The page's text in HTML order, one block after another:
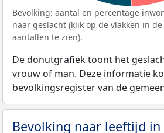
Bevolking: aantal en percentage
naar geslacht (klik op de vlakken in
aantallen te zien).
De donutgrafiek toont het
vrouw of man. Deze informatie
bevolkingsregister van de
Bevolking naar leeftijd